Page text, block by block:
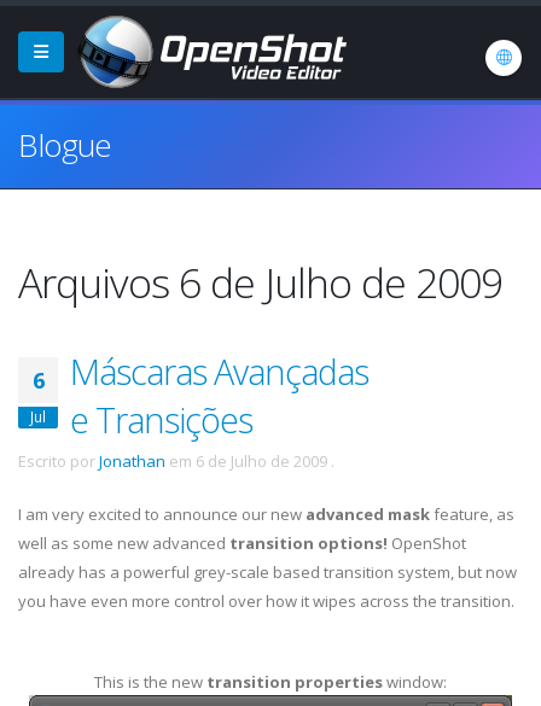
Blogue
Arquivos 6 de Julho de 2009
6
Jul
Máscaras Avançadas
e Transições
Escrito porJonathan em 6 de Julho de 2009 .
I am very excited to announce our new advanced maskfeature, as
well as some new advanced transition options! OpenShot
already has a powerful grey-scale based transition system, but now
you have even more control over how it wipes across the transition.
This is the new transition propertieswindow: